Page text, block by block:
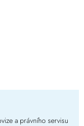
a právního servisu